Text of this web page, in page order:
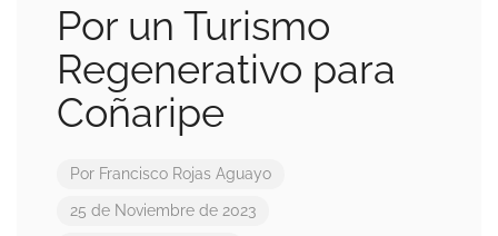
Por un Turismo
Regenerativo para
Coñaripe
Por Francisco Rojas Aguayo
25 de Noviembre de 2023